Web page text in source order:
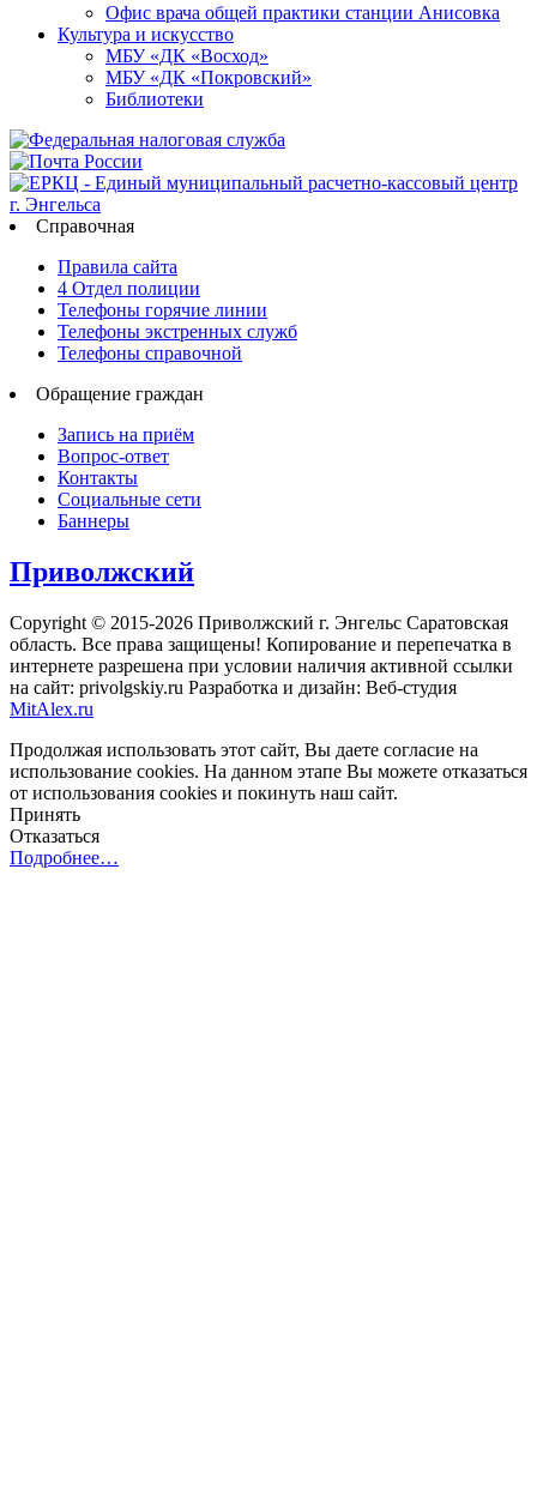
Офис врача общей практики станции Анисовка
Культура и искусство
МБУ «ДК «Восход»
МБУ «ДК «Покровский»
Библиотеки
Справочная
Правила сайта
4 Отдел полиции
Телефоны горячие линии
Телефоны экстренных служб
Телефоны справочной
Обращение граждан
Запись на приём
Вопрос-ответ
Контакты
Социальные сети
Баннеры
Приволжский
Copyright © 2015-2026 Приволжский г. Энгельс Саратовская
область. Все права защищены! Копирование и перепечатка в
интернете разрешена при условии наличия активной ссылки
на сайт: privolgskiy.ru Разработка и дизайн: Веб-студия
MitAlex.ru
Продолжая использовать этот сайт, Вы даете согласие на
использование cookies. На данном этапе Вы можете отказаться
от использования cookies и покинуть наш сайт.
Принять
Отказаться
Подробнее…